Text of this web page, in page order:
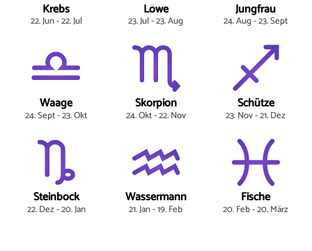
Krebs
22. Jun - 22. Jul
Löwe
23. Jul - 23. Aug
Jungfrau
24. Aug - 23. Sept
Waage
24. Sept - 23. Okt
Skorpion
24. Okt - 22. Nov
Schütze
23. Nov - 21. Dez
Steinbock
22. Dez - 20. Jan
Wassermann
21. Jan - 19. Feb
Fische
20. Feb - 20. März